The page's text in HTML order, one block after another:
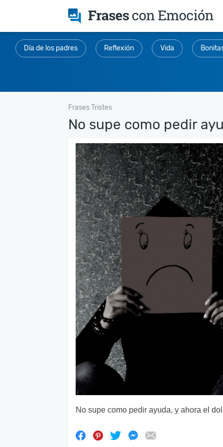
Día de los padres Reflexión Vida
Frases Tristes
No supe como pedir
No supe como pedir ayuda, y ahora el